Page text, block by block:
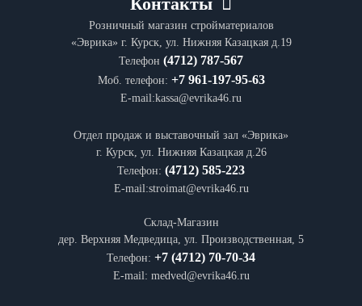
Розничный магазин стройматериалов
«Эврика» г. Курск, ул. Нижняя Казацкая д.19
Телефон (4712) 787-567
Моб. телефон: +7 961-197-95-63
E-mail:kassa@evrika46.ru
Отдел продаж и выставочный зал «Эврика»
г. Курск, ул. Нижняя Казацкая д.26
Телефон: (4712) 585-223
E-mail:stroimat@evrika46.ru
Склад-Магазин
дер. Верхняя Медведица, ул. Производственная, 5
Телефон: +7 (4712) 70-70-34
E-mail: medved@evrika46.ru